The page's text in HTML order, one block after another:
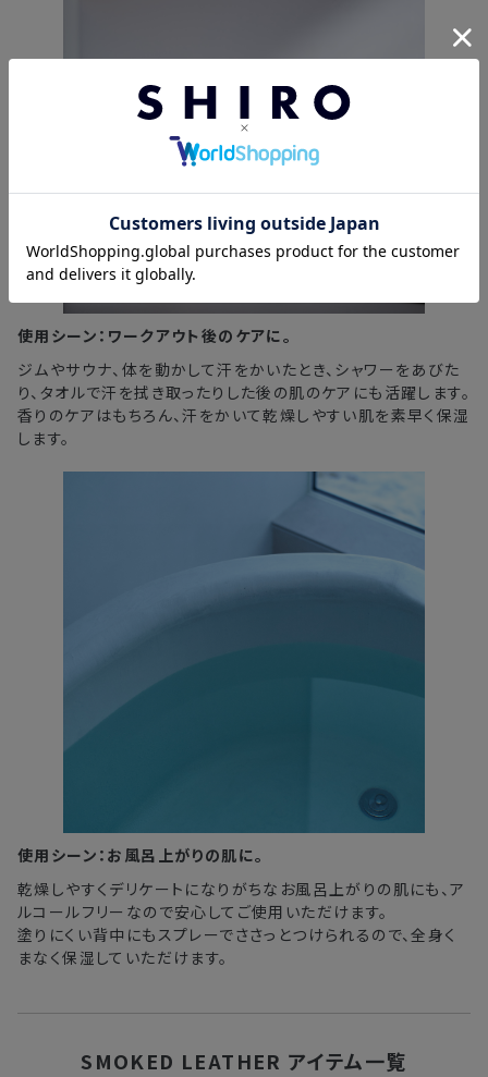
使用シーン：ワークアウト後のケアに。
ジムやサウナ、体を動かして汗をかいたとき、シャワーをあびた
り、タオルで汗を拭き取ったりした後の肌のケアにも活躍します。
香りのケアはもちろん、汗をかいて乾燥しやすい肌を素早く保湿
します。
使用シーン：お風呂上がりの肌に。
乾燥しやすくデリケートになりがちなお風呂上がりの肌にも、ア
ルコールフリーなので安心してご使用いただけます。
塗りにくい背中にもスプレーでささっとつけられるので、全身く
まなく保湿していただけます。
SMOKED LEATHER アイテム一覧